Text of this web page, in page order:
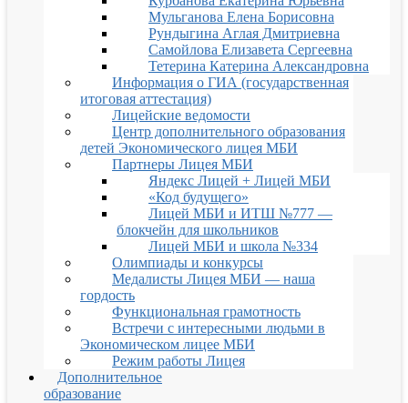
Мульганова Елена Борисовна
Рундыгина Аглая Дмитриевна
Самойлова Елизавета Сергеевна
Тетерина Катерина Александровна
Информация о ГИА (государственная
итоговая аттестация)
Лицейские ведомости
Центр дополнительного образования
детей Экономического лицея МБИ
Партнеры Лицея МБИ
Яндекс Лицей + Лицей МБИ
«Код будущего»
Лицей МБИ и ИТШ №777 —
блокчейн для школьников
Лицей МБИ и школа №334
Олимпиады и конкурсы
Медалисты Лицея МБИ — наша
гордость
Функциональная грамотность
Встречи с интересными людьми в
Экономическом лицее МБИ
Режим работы Лицея
Дополнительное
образование